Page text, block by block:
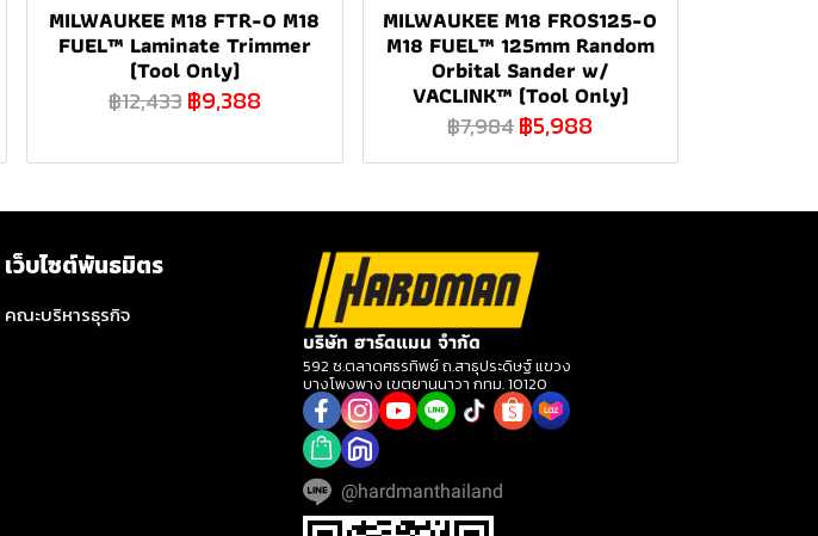
MILWAUKEE M18 FTR-0 M18
FUEL™ Laminate Trimmer
(Tool Only)
฿12,433฿9,388
MILWAUKEE M18 FROS125-0
M18 FUEL™ 125mm Random
Orbital Sander w/
VACLINK™ (Tool Only)
฿7,984฿5,988
เว็บไซต์พันธมิตร
คณะบริหารธุรกิจ
บริษัท ฮาร์ดแมน จำกัด
592 ซ.ตลาดศธรทิพย์ ถ.สาธุประดิษฐ์ แขวง
บางโพงพาง เขตยานนาวา กทม. 10120
@hardmanthailand